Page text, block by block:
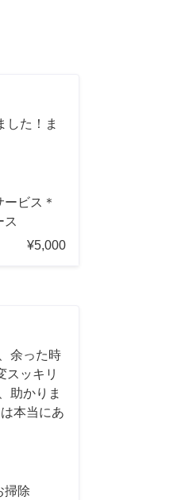
した！ま
ビス＊
ス
¥5,000
余った時
スッキリ
助かりま
本当にあ
掃除